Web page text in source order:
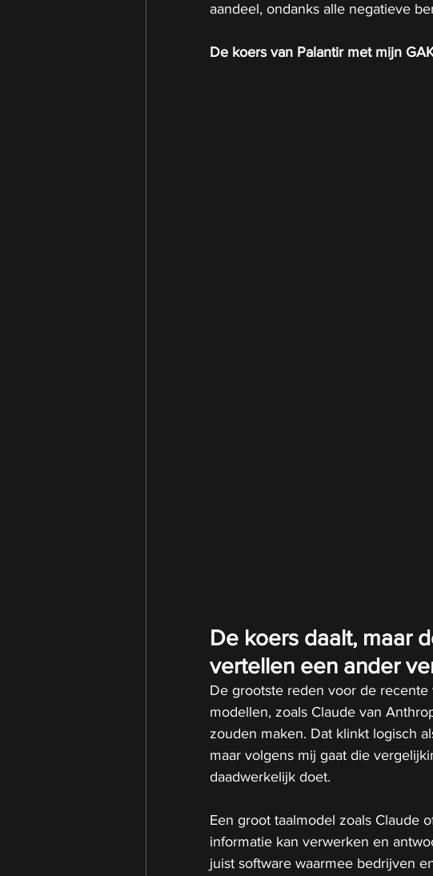
aandeel, ondanks alle negatieve
De koers van Palantir met mijn
De koers daalt, maar
vertellen een ander
De grootste reden voor de
modellen, zoals Claude van
zouden maken. Dat klinkt logisch
maar volgens mij gaat die
daadwerkelijk doet.
Een groot taalmodel zoals Claude
informatie kan verwerken en
juist software waarmee bedrijven